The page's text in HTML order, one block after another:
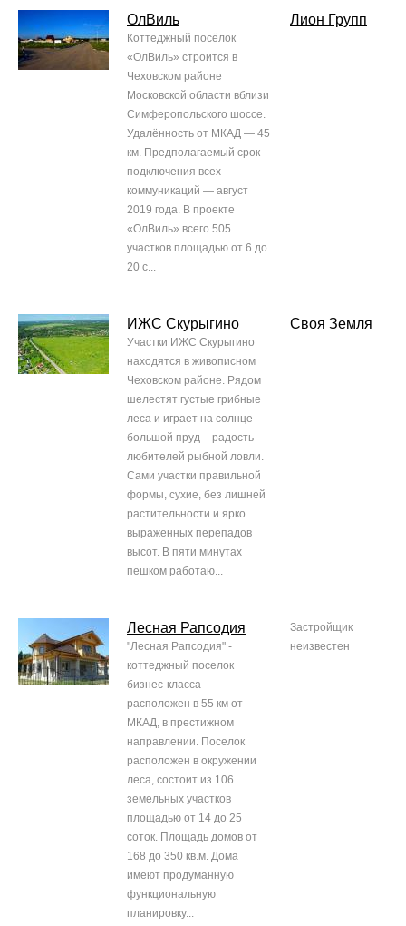
ОлВиль
Коттеджный посёлок
«ОлВиль» строится в
Чеховском районе
Московской области вблизи
Симферопольского шоссе.
Удалённость от МКАД — 45
км. Предполагаемый срок
подключения всех
коммуникаций — август
2019 года. В проекте
«ОлВиль» всего 505
участков площадью от 6 до
20 с...
Лион Групп
ИЖС Скурыгино
Участки ИЖС Скурыгино
находятся в живописном
Чеховском районе. Рядом
шелестят густые грибные
леса и играет на солнце
большой пруд – радость
любителей рыбной ловли.
Сами участки правильной
формы, сухие, без лишней
растительности и ярко
выраженных перепадов
высот. В пяти минутах
пешком работаю...
Своя Земля
Лесная Рапсодия
"Лесная Рапсодия" -
коттеджный поселок
бизнес-класса -
расположен в 55 км от
МКАД, в престижном
направлении. Поселок
расположен в окружении
леса, состоит из 106
земельных участков
площадью от 14 до 25
соток. Площадь домов от
168 до 350 кв.м. Дома
имеют продуманную
функциональную
планировку...
Застройщик
неизвестен